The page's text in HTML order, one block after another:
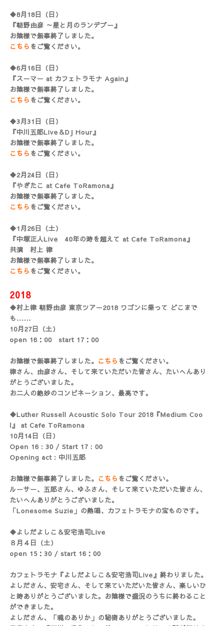
◆8月18日（日）
『朝野由彦 ～星と月のランデブー』
お陰様で無事終了しました。
こちら をご覧ください。
◆6月16日（日）
『スーマー at カフェトラモナ Again』
お陰様で無事終了しました。
こちら をご覧ください。
◆3月31日（日）
『中川五郎Live＆DJ Hour』
お陰様で無事終了しました。
こちら をご覧ください。
◆2月24日（日）
『やぎたこ at Cafe ToRamona』
お陰様で無事終了しました。
こちら をご覧ください。
◆1月26日（土）
『中塚正人Live 40年の時を超えて at Cafe ToRamona』
共演 村上 律
お陰様で無事終了しました。
こちら をご覧ください。
2018
◆村上律 朝野由彦 東京ツアー2018 ワゴンに乗って どこまで
も......
10月27日（土）
open 16：00 start 17：00
お陰様で無事終了しました。 こちら をご覧ください。
律さん、由彦さん、そして来ていただいた皆さん、たいへんあり
がとうございました。
お二人の絶妙のコンビネーション、最高です。
◆Luther Russell Acoustic Solo Tour 2018『Medium Coo
l』 at Cafe ToRamona
10月14日（日）
Open 16 : 30 / Start 17 : 00
Opening act : 中川五郎
お陰様で無事終了しました。 こちら をご覧ください。
ルーサー、五郎さん、ゆふさん、そして来ていただいた皆さん、
たいへんありがとうございました。
「Lonesome Suzie」の熱唱、カフェトラモナの宝ものです。
◆よしだよしこ＆安宅浩司Live
８月４日（土）
open 15：30 / start 16：00
カフェトラモナ『よしだよしこ＆安宅浩司Live』終わりました。
よしださん、安宅さん、そして来ていただいた皆さん、楽しいひ
と時ありがとうございました。お陰様で盛況のうちに終わること
ができました。
よしださん、「魂のありか」の秘密ありがとうございました。